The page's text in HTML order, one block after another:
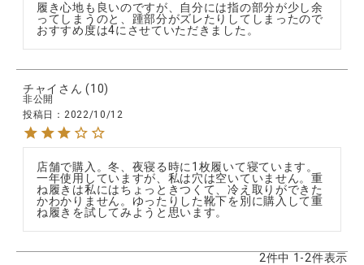
履き心地も良いのですが、自分には指の部分が少し余
ってしまうのと、踵部分がズレたりしてしまったので
おすすめ度は4にさせていただきました。
チャイ 10
非公開
投稿日
2022/10/12
店舗で購入。冬、夜寝る時に1枚履いて寝ています。
一年使用していますが、私は穴は空いていません。重
ね履きは私にはちょっときつくて、冷え取りができた
かわかりません。ゆったりした靴下を別に購入して重
ね履きを試してみようと思います。
2件中 1 -2件表示